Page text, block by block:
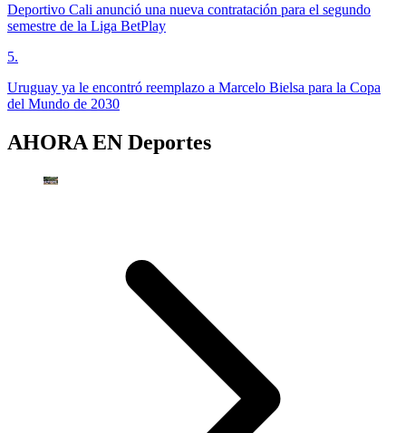
Deportivo Cali anunció una nueva contratación para el segundo
semestre de la Liga BetPlay
5.
Uruguay ya le encontró reemplazo a Marcelo Bielsa para la Copa
del Mundo de 2030
AHORA EN Deportes